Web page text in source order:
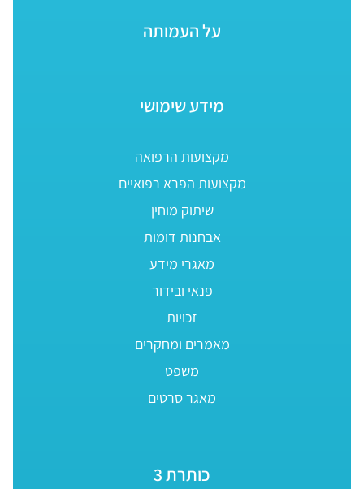
על העמותה
מידע שימושי
מקצועות הרפואה
מקצועות הפרא רפואיים
שיתוק מוחין
אבחנות דומות
מאגרי מידע
פנאי ובידור
זכויות
מאמרים ומחקרים
משפט
מאגר סרטים
כותרת 3